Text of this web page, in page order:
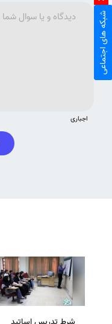
اجباری
شبکه های اجتماعی